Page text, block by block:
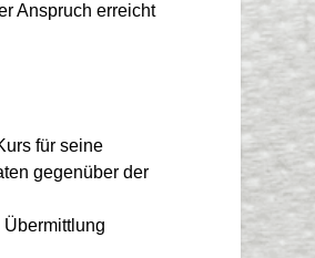
Anspruch erreicht
für seine
gegenüber der